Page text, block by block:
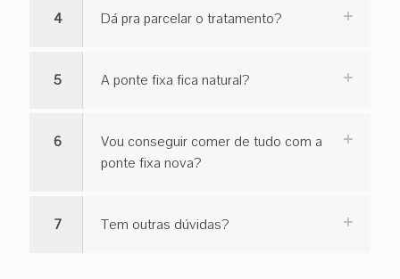
4 Dá pra parcelar o tratamento?
5 A ponte fixa fica natural?
6
Vou conseguir comer de tudo com a
ponte fixa nova?
7 Tem outras dúvidas?